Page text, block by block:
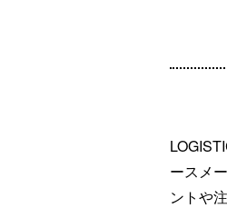
ースメ
ントや